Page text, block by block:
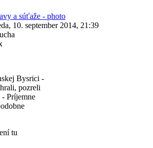
a súťaže - photo
10. september 2014, 21:39
Bysrici -
pozreli
Príjemne
tu